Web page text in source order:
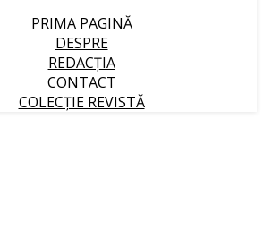
PRIMA PAGINĂ
DESPRE
REDACȚIA
CONTACT
COLECȚIE REVISTĂ